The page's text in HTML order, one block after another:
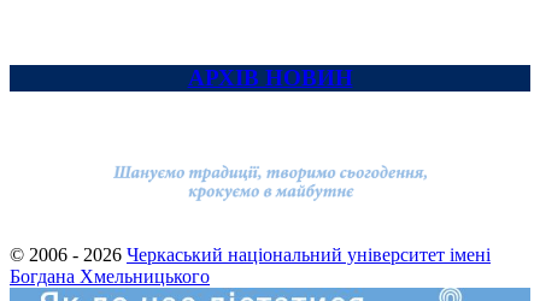
АРХІВ НОВИН
© 2006 - 2026 Черкаський національний університет імені
Богдана Хмельницького